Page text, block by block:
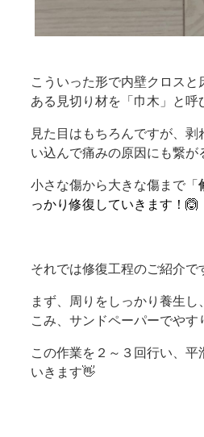
こういった形で内壁クロスと
ある見切り材を「巾木」と呼
見た目はもちろんですが、剥
い込んで痛みの原因にも繋が
小さな傷から大きな傷まで「
っかり修復していきます！🙆
それでは修復工程のご紹介で
まず、周りをしっかり養生し
こみ、サンドペーパーでやす
この作業を２～３回行い、平
いきます👋